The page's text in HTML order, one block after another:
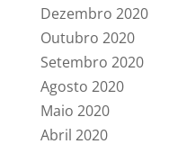
Dezembro 2020
Outubro 2020
Setembro 2020
Agosto 2020
Maio 2020
Abril 2020